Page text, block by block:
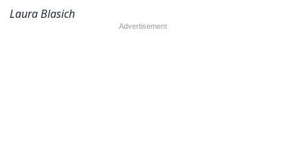
Laura Blasich